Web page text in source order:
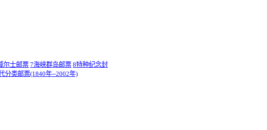
尔士邮票7海峡群岛邮票 8特种纪念封
分类邮票(1840年--2002年)